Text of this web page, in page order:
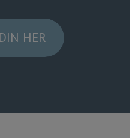
HER